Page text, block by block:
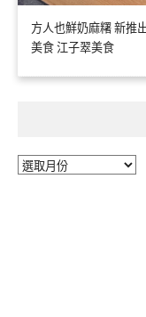
方人也鮮奶麻糬 新推
美食 江子翠美食
彙